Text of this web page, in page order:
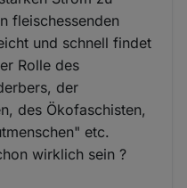
fleischessenden
und schnell findet
Rolle des
der
des Ökofaschisten,
etc.
wirklich sein ?